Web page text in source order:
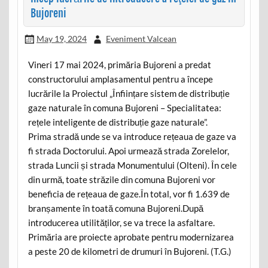
Bujoreni
May 19, 2024 Eveniment Valcean
Vineri 17 mai 2024, primăria Bujoreni a predat
constructorului amplasamentul pentru a începe
lucrările la Proiectul „Înființare sistem de distribuție
gaze naturale în comuna Bujoreni – Specialitatea:
rețele inteligente de distribuție gaze naturale”.
Prima stradă unde se va introduce rețeaua de gaze va
fi strada Doctorului. Apoi urmează strada Zorelelor,
strada Luncii și strada Monumentului (Olteni). În cele
din urmă, toate străzile din comuna Bujoreni vor
beneficia de rețeaua de gaze.În total, vor fi 1.639 de
branșamente în toată comuna Bujoreni.După
introducerea utilităților, se va trece la asfaltare.
Primăria are proiecte aprobate pentru modernizarea
a peste 20 de kilometri de drumuri în Bujoreni. (T.G.)